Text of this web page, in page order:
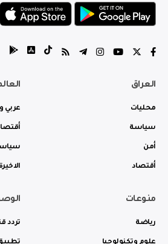
العراق
محليات
سياسة
أمن
أقتصاد
عربي
الاخيرة
منوعات
رياضة
علوم وتكنولوجيا
تردد